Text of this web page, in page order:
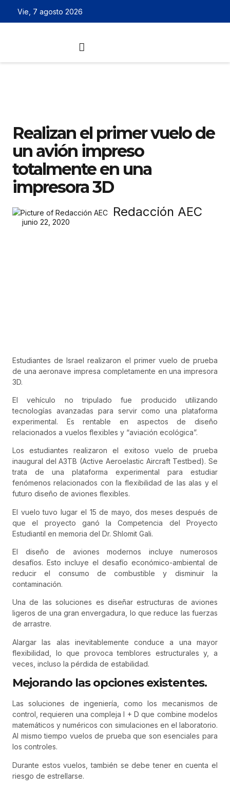
Vie, 7 agosto 2026
Realizan el primer vuelo de
un avión impreso
totalmente en una
impresora 3D
Redacción AEC
junio 22, 2020
Estudiantes de Israel realizaron el primer vuelo de prueba
de una aeronave impresa completamente en una impresora
3D.
El vehículo no tripulado fue producido utilizando
tecnologías avanzadas para servir como una plataforma
experimental. Es rentable en aspectos de diseño
relacionados a vuelos flexibles y “aviación ecológica”.
Los estudiantes realizaron el exitoso vuelo de prueba
inaugural del A3TB (Active Aeroelastic Aircraft Testbed). Se
trata de una plataforma experimental para estudiar
fenómenos relacionados con la flexibilidad de las alas y el
futuro diseño de aviones flexibles.
El vuelo tuvo lugar el 15 de mayo, dos meses después de
que el proyecto ganó la Competencia del Proyecto
Estudiantil en memoria del Dr. Shlomit Gali.
El diseño de aviones modernos incluye numerosos
desafíos. Esto incluye el desafío económico-ambiental de
reducir el consumo de combustible y disminuir la
contaminación.
Una de las soluciones es diseñar estructuras de aviones
ligeros de una gran envergadura, lo que reduce las fuerzas
de arrastre.
Alargar las alas inevitablemente conduce a una mayor
flexibilidad, lo que provoca temblores estructurales y, a
veces, incluso la pérdida de estabilidad.
Mejorando las opciones existentes.
Las soluciones de ingeniería, como los mecanismos de
control, requieren una compleja I + D que combine modelos
matemáticos y numéricos con simulaciones en el laboratorio.
Al mismo tiempo vuelos de prueba que son esenciales para
los controles.
Durante estos vuelos, también se debe tener en cuenta el
riesgo de estrellarse.